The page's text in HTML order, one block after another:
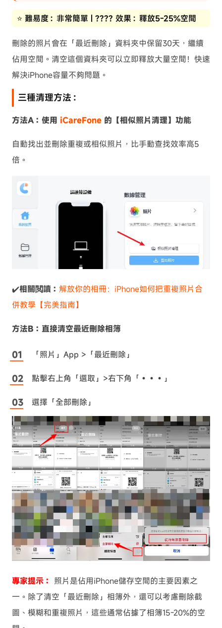
⭐ 難易度：非常簡單 | ???? 效果：釋放5-25%空間
刪除的照片會在「最近刪除」資料夾中保留30天，繼續
佔用空間。清空這個資料夾可以立即釋放大量空間！快速
解決iPhone容量不夠問題。
三種清理方法：
方法A：使用 iCareFone 的【相似照片清理】功能
自動找出並刪除重複或相似照片，比手動查找效率高5
倍。
✔️相關閲讀： 解放你的相冊：iPhone如何把重複照片合
併教學【完美指南】
方法B：直接清空最近刪除相簿
「照片」App >「最近刪除」
點擊右上角「選取」>右下角「•••」
選擇「全部刪除」
專家提示： 照片是佔用iPhone儲存空間的主要因素之
一。除了清空「最近刪除」相簿外，還可以考慮刪除截
圖、模糊和重複照片，這些通常佔據了相簿15-20%的空